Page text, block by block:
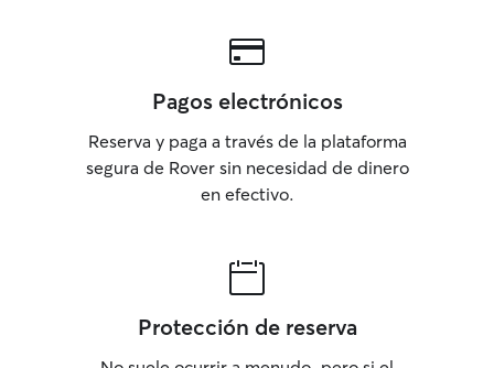
Pagos electrónicos
Reserva y paga a través de la plataforma
segura de Rover sin necesidad de dinero
en efectivo.
Protección de reserva